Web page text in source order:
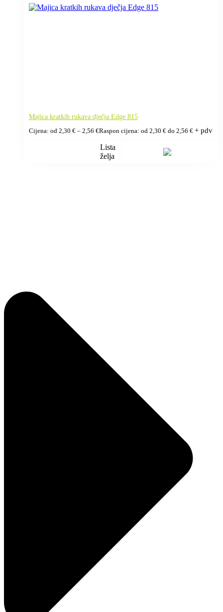
Majica kratkih rukava dječja Edge 815
Cijena: od 2,30 € – 2,56 €Raspon cijena: od 2,30 € do 2,56 € + pdv
Lista
želja